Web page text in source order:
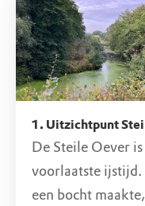
1. Uitzichtpunt
De Steile Oever
voorlaatste
een bocht